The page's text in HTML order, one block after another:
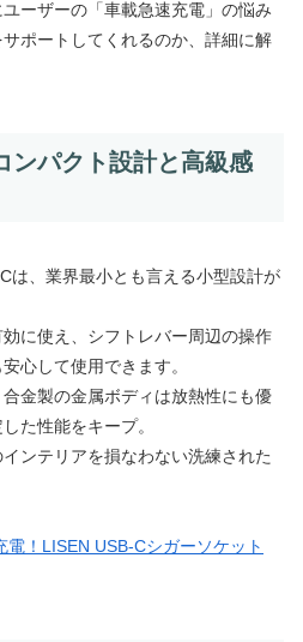
ーザーの「車載急速充電」の悩み
ポートしてくれるのか、詳細に解
ンパクト設計と高級感
は、業界最小とも言える小型設計が
に使え、シフトレバー周辺の操作
心して使用できます。
金製の金属ボディは放熱性にも優
た性能をキープ。
ンテリアを損なわない洗練された
電！LISEN USB-Cシガーソケット